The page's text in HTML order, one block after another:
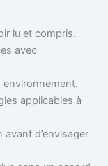
lu et compris.
avec
applicables à
avant d’envisager